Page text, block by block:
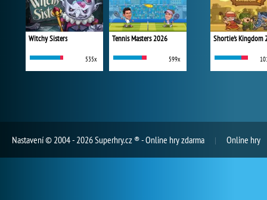
Witchy Sisters
535x
Tennis Masters 2026
599x
Shortie's Kingdom
Nastavení© 2004 - 2026 Superhry.cz ® - Online hry zdarma Online hry